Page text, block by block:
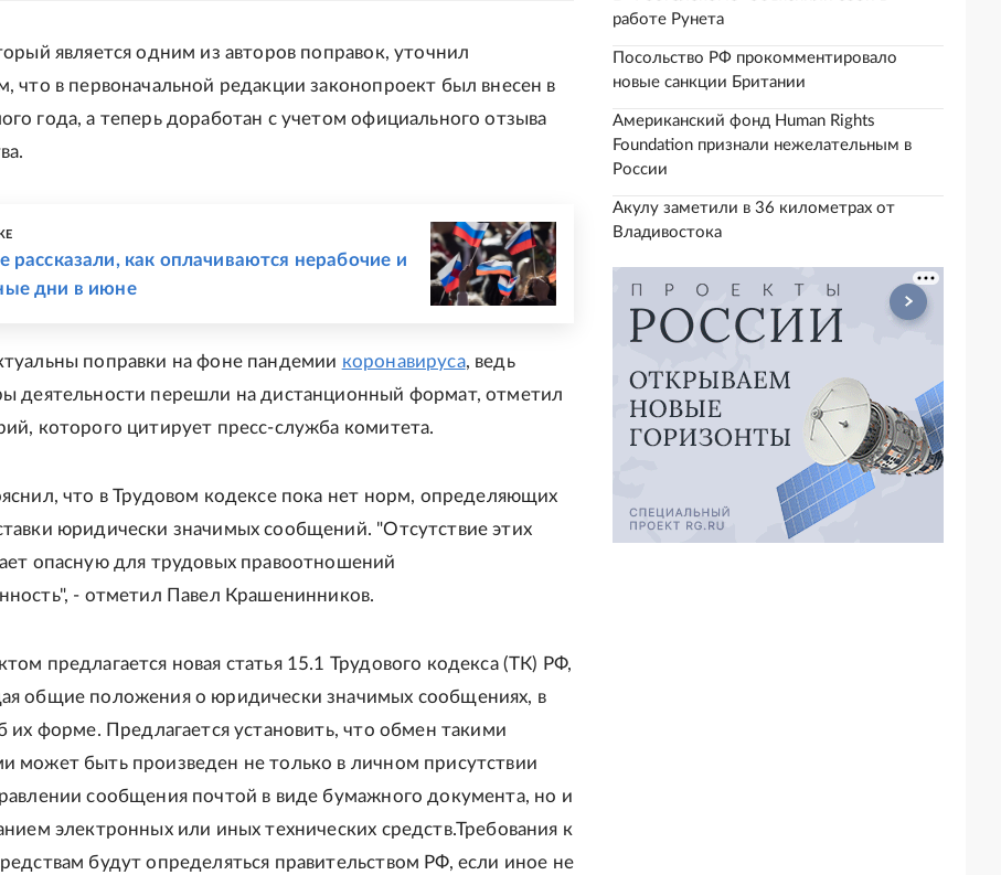
является одним из авторов поправок, уточнил
что в первоначальной редакции законопроект был внесен в
года, а теперь доработан с учетом официального отзыва
рассказали, как оплачиваются нерабочие и
дни в июне
поправки на фоне пандемии коронавируса, ведь
деятельности перешли на дистанционный формат, отметил
которого цитирует пресс-служба комитета.
что в Трудовом кодексе пока нет норм, определяющих
юридически значимых сообщений. "Отсутствие этих
опасную для трудовых правоотношений
- отметил Павел Крашенинников.
предлагается новая статья 15.1 Трудового кодекса (ТК) РФ,
общие положения о юридически значимых сообщениях, в
их форме. Предлагается установить, что обмен такими
может быть произведен не только в личном присутствии
сообщения почтой в виде бумажного документа, но и
электронных или иных технических средств.Требования к
будут определяться правительством РФ, если иное не
работе Рунета
Посольство РФ прокомментировало
новые санкции Британии
Американский фонд Human Rights
Foundation признали нежелательным в
России
Акулу заметили в 36 километрах от
Владивостока